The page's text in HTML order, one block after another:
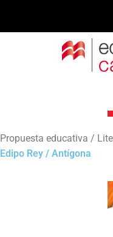
Propuesta educativa /
Edipo Rey / Antígona